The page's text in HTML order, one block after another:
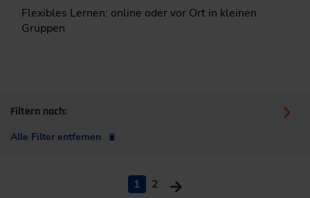
Flexibles Lernen: online oder vor Ort in kleinen
Gruppen
Filtern nach:
Alle Filter entfernen
1
2